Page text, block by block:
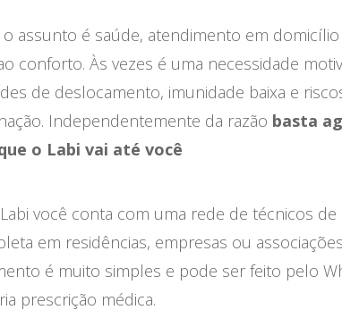
assunto é saúde, atendimento em
conforto. Às vezes é uma necessidade
de deslocamento, imunidade baixa e
Independentemente da razão basta
o Labi vai até você
você conta com uma rede de técnicos de
em residências, empresas ou
é muito simples e pode ser feito pelo
prescrição médica.